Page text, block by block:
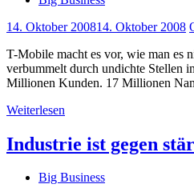
14. Oktober 200814. Oktober 2008
T-Mobile macht es vor, wie man es
verbummelt durch undichte Stellen
Millionen Kunden. 17 Millionen
Weiterlesen
Industrie ist gegen
Big Business